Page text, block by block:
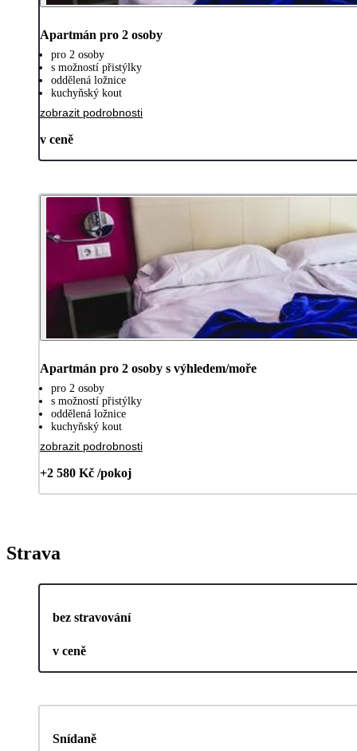
Apartmán pro 2 osoby
pro 2 osoby
s možností přistýlky
oddělená ložnice
kuchyňský kout
zobrazit podrobnosti
v ceně
Apartmán pro 2 osoby s výhledem/moře
pro 2 osoby
s možností přistýlky
oddělená ložnice
kuchyňský kout
zobrazit podrobnosti
+2 580 Kč /pokoj
Strava
bez stravování
v ceně
Snídaně